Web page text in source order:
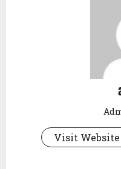
Visit Website